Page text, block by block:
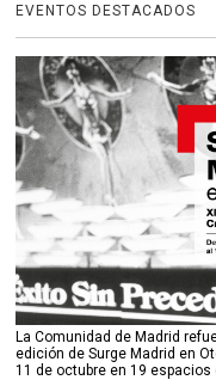
EVENTOS DESTACADOS
La Comunidad de Madrid
edición de Surge Madrid en
11 de octubre en 19 espacios